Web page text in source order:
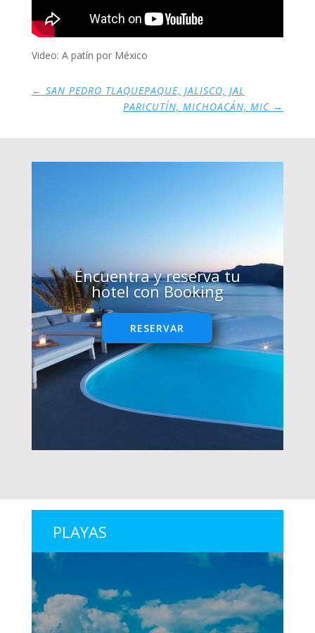
Video: A patín por México
← SAN PEDRO TLAQUEPAQUE, JALISCO, JAL
PARICUTÍN, MICHOACÁN, MIC →
Encuentra y reserva tu
hotel con Booking
RESERVAR
PLAYAS